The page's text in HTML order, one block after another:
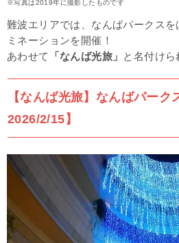
※写真は2019年に撮影したものです
難波エリアでは、なんばパークス
ミネーションを開催！
あわせて
「なんば光旅」 と名付けら
【なんば光旅】なんばパーク
2026/2/15】